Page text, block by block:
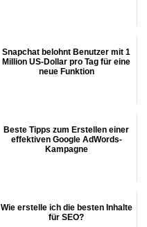
Snapchat belohnt Benutzer mit 1
Million US-Dollar pro Tag für eine
neue Funktion
Beste Tipps zum Erstellen einer
effektiven Google AdWords-
Kampagne
Wie erstelle ich die besten Inhalte
für SEO?